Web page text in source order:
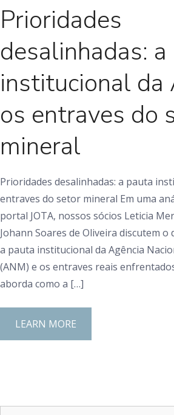
Prioridades
desalinhadas:
institucional da
os entraves do
mineral
Prioridades desalinhadas: a pauta
entraves do setor mineral Em uma
portal JOTA, nossos sócios Leticia
Johann Soares de Oliveira discutem
a pauta institucional da Agência
(ANM) e os entraves reais
aborda como a […]
LEARN MORE